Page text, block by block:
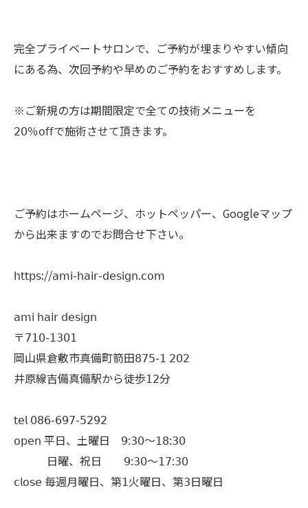
完全プライベートサロンで、ご予約が埋まりやすい傾向
にある為、次回予約や早めのご予約をおすすめします。
※ご新規の方は期間限定で全ての技術メニューを
𝟤𝟢％𝗈𝖿𝖿で施術させて頂きます。
ご予約はホームページ、ホットペッパー、Googleマップ
から出来ますのでお問合せ下さい。
𝗁𝗍𝗍𝗉𝗌://𝖺𝗆𝗂-𝗁𝖺𝗂𝗋-𝖽𝖾𝗌𝗂𝗀𝗇.𝖼𝗈𝗆
𝖺𝗆𝗂 𝗁𝖺𝗂𝗋 𝖽𝖾𝗌𝗂𝗀𝗇
〒𝟩𝟣𝟢-𝟣𝟥𝟢𝟣
岡山県倉敷市真備町箭田𝟪𝟩𝟧-𝟣 𝟤𝟢𝟤
井原線吉備真備駅から徒歩𝟣𝟤分
𝗍𝖾𝗅 𝟢𝟪𝟨-𝟨𝟫𝟩-𝟧𝟤𝟫𝟤
𝗈𝗉𝖾𝗇 平日、土曜日 𝟫:𝟥𝟢〜𝟣𝟪:𝟥𝟢
日曜、祝日 𝟫:𝟥𝟢〜𝟣𝟩:𝟥𝟢
𝖼𝗅𝗈𝗌𝖾 毎週月曜日、第𝟣火曜日、第𝟥日曜日